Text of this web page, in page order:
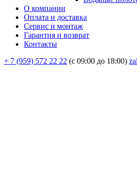
О компании
Оплата и доставка
Сервис и монтаж
Гарантия и возврат
Контакты
+ 7 (959) 572 22 22 (с 09:00 до 18:00)